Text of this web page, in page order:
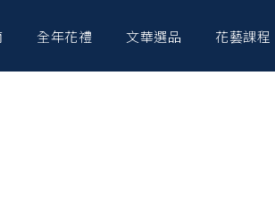
全年花禮 文華選品 花藝課程